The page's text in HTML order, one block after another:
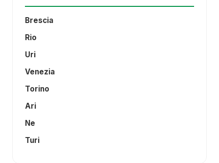
Brescia
Rio
Uri
Venezia
Torino
Ari
Ne
Turi